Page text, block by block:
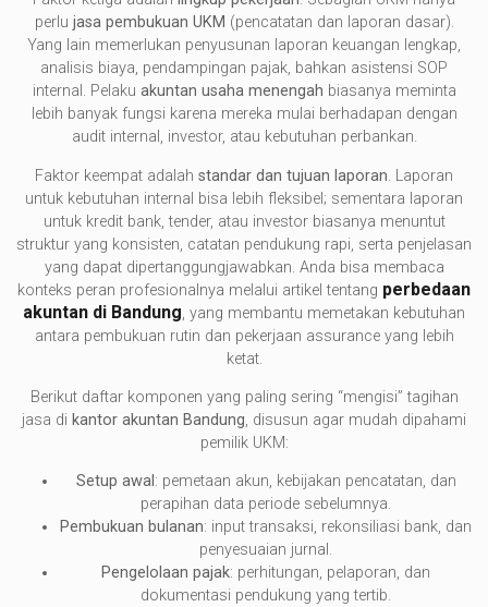
perlu jasa pembukuan UKM (pencatatan dan laporan dasar).
Yang lain memerlukan penyusunan laporan keuangan lengkap,
analisis biaya, pendampingan pajak, bahkan asistensi SOP
internal. Pelaku akuntan usaha menengah biasanya meminta
lebih banyak fungsi karena mereka mulai berhadapan dengan
audit internal, investor, atau kebutuhan perbankan.
Faktor keempat adalah standar dan tujuan laporan. Laporan
untuk kebutuhan internal bisa lebih fleksibel; sementara laporan
untuk kredit bank, tender, atau investor biasanya menuntut
struktur yang konsisten, catatan pendukung rapi, serta penjelasan
yang dapat dipertanggungjawabkan. Anda bisa membaca
konteks peran profesionalnya melalui artikel tentang perbedaan
akuntan di Bandung, yang membantu memetakan kebutuhan
antara pembukuan rutin dan pekerjaan assurance yang lebih
ketat.
Berikut daftar komponen yang paling sering “mengisi” tagihan
jasa di kantor akuntan Bandung, disusun agar mudah dipahami
pemilik UKM:
Setup awal: pemetaan akun, kebijakan pencatatan, dan
perapihan data periode sebelumnya.
Pembukuan bulanan: input transaksi, rekonsiliasi bank, dan
penyesuaian jurnal.
Pengelolaan pajak: perhitungan, pelaporan, dan
dokumentasi pendukung yang tertib.